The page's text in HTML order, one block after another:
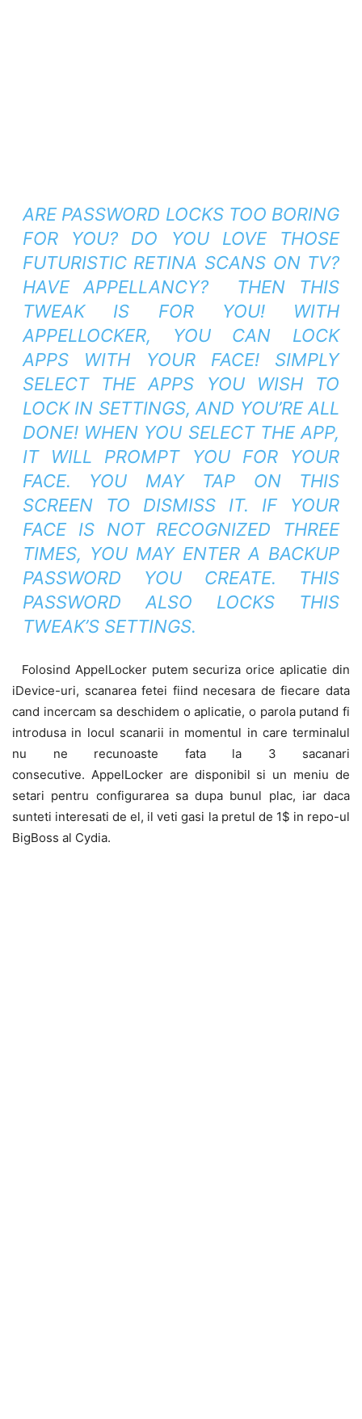
ARE PASSWORD LOCKS TOO BORING
FOR YOU? DO YOU LOVE THOSE
FUTURISTIC RETINA SCANS ON TV?
HAVE APPELLANCY? THEN THIS
TWEAK IS FOR YOU! WITH
APPELLOCKER, YOU CAN LOCK
APPS WITH YOUR FACE! SIMPLY
SELECT THE APPS YOU WISH TO
LOCK IN SETTINGS, AND YOU’RE ALL
DONE! WHEN YOU SELECT THE APP,
IT WILL PROMPT YOU FOR YOUR
FACE. YOU MAY TAP ON THIS
SCREEN TO DISMISS IT. IF YOUR
FACE IS NOT RECOGNIZED THREE
TIMES, YOU MAY ENTER A BACKUP
PASSWORD YOU CREATE. THIS
PASSWORD ALSO LOCKS THIS
TWEAK’S SETTINGS.
Folosind AppelLocker putem securiza orice aplicatie din
iDevice-uri, scanarea fetei fiind necesara de fiecare data
cand incercam sa deschidem o aplicatie, o parola putand fi
introdusa in locul scanarii in momentul in care terminalul
nu ne recunoaste fata la 3 sacanari
consecutive. AppelLocker are disponibil si un meniu de
setari pentru configurarea sa dupa bunul plac, iar daca
sunteti interesati de el, il veti gasi la pretul de 1$ in repo-ul
BigBoss al Cydia.